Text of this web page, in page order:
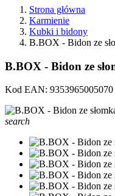
Strona główna
Karmienie
Kubki i bidony
B.BOX - Bidon ze
B.BOX - Bidon ze
Kod EAN: 9353965005070
search